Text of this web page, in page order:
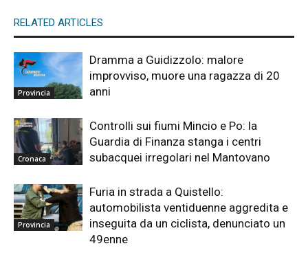
RELATED ARTICLES
Provincia
Dramma a Guidizzolo: malore
improvviso, muore una ragazza di 20
anni
Cronaca
Controlli sui fiumi Mincio e Po: la
Guardia di Finanza stanga i centri
subacquei irregolari nel Mantovano
Provincia
Furia in strada a Quistello:
automobilista ventiduenne aggredita e
inseguita da un ciclista, denunciato un
49enne